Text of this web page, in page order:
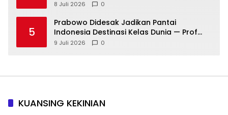
Rayon III Benai Digelar Besok
8 Juli 2026 0
5
Prabowo Didesak Jadikan Pantai
Indonesia Destinasi Kelas Dunia — Prof
Sutan Nasomal: Perintahkan Kepala
9 Juli 2026 0
KUANSING KEKINIAN